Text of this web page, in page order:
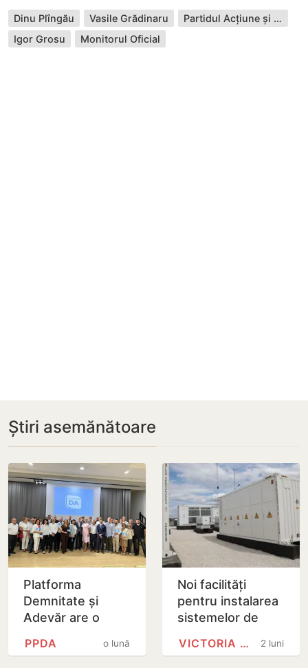
Dinu Plîngău Vasile Grădinaru
Partidul Acțiune și Solidaritate
Igor Grosu
Monitorul Oficial
Știri asemănătoare
Platforma
Demnitate și
Adevăr are o
o lună
PPDA
Noi facilități
pentru instalarea
sistemelor de
electrice
2 luni
VICTORIA BELOUS